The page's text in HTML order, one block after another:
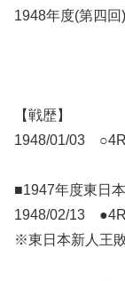
1948年度(第四
【戦歴】
1948/01/03
■1947年度東日
1948/02/13
※東日本新人王